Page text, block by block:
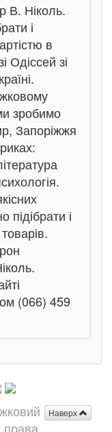
В. Ніколь.
і
в
Одіссей зі
зробимо
Запоріжжя
підібрати і
(066) 459
Наверх
права